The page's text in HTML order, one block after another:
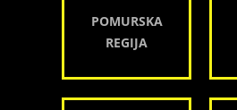
POMURSKA
REGIJA